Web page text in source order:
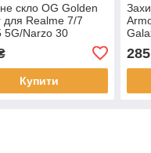
скло OG Golden
для Realme 7/7
5G/Narzo 30
Oppo K7x Чорне
Купити
285